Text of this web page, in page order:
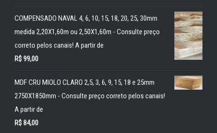
COMPENSADO NAVAL 4, 6, 10, 15, 18, 20, 25, 30mm
medida 2,20X1,60m ou 2,50X1,60m - Consulte preço
correto pelos canais! A partir de
R$99,00
MDF CRU MIOLO CLARO 2,5, 3, 6, 9, 15, 18 e 25mm
2750X1850mm - Consulte preço correto pelos canais!
A partir de
R$84,00